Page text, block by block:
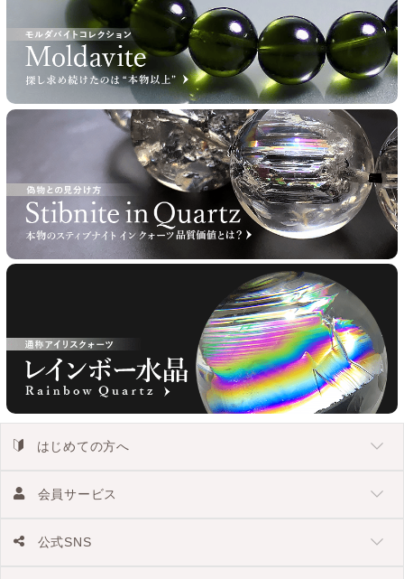
はじめての方へ
会員サービス
公式SNS